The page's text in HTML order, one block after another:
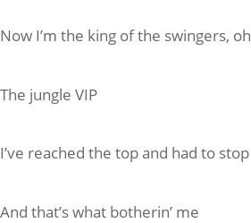
Now I’m the king of the swingers, oh
The jungle VIP
I’ve reached the top and had to stop
And that’s what botherin’ me